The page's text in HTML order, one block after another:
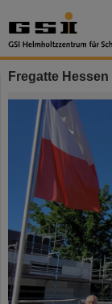
Fregatte